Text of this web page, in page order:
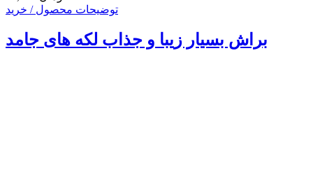
توضیحات محصول / خرید
براش بسیار زیبا و جذاب لکه های جامد